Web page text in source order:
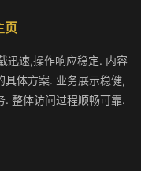
页
迅速,操作响应稳定. 内容
具体方案. 业务展示稳健,
. 整体访问过程顺畅可靠.